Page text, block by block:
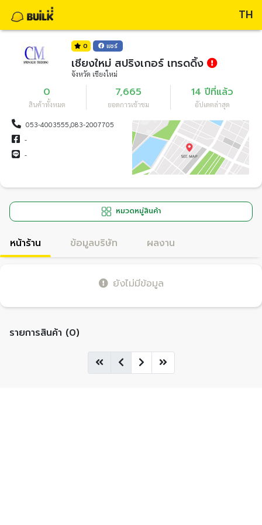
TH
0 แชร์
เชียงใหม่ สปริงเกอร์ เทรดดิ้ง
จังหวัด เชียงใหม่
0
สินค้าทั้งหมด
7,665
ยอดการเข้าชม
14 ปีที่แล้ว
อัปเดตล่าสุด
053-4003555,083-2007705
-
-
หมวดหมู่สินค้า
หน้าร้าน ข้อมูลบริษัท ผลงาน
ยังไม่มีข้อมูล
รายการสินค้า (0)